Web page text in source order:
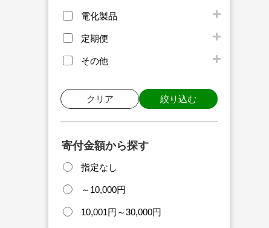
電化製品
定期便
その他
クリア 絞り込む
寄付金額から探す
指定なし
～10,000円
10,001円～30,000円